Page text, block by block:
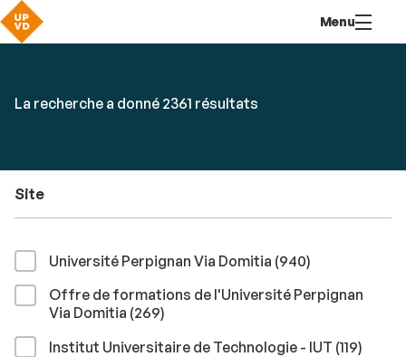
contenu
Menu
par
La recherche a donné 2361 résultats
Site
Université Perpignan Via Domitia (940résultats
)
Offre de formations de l'Université Perpignan
Via Domitia (269résultats
)
Institut Universitaire de Technologie - IUT (119)